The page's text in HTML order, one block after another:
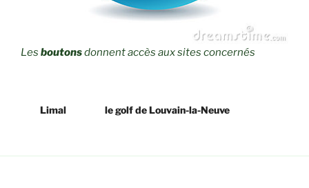
Les boutonsdonnent accès aux sites concernés
Limal le golf de Louvain-la-Neuve